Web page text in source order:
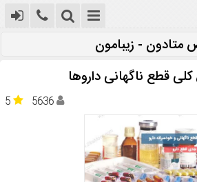
متادون - زیبامون
قطع ناگهانی داروها
5 5636